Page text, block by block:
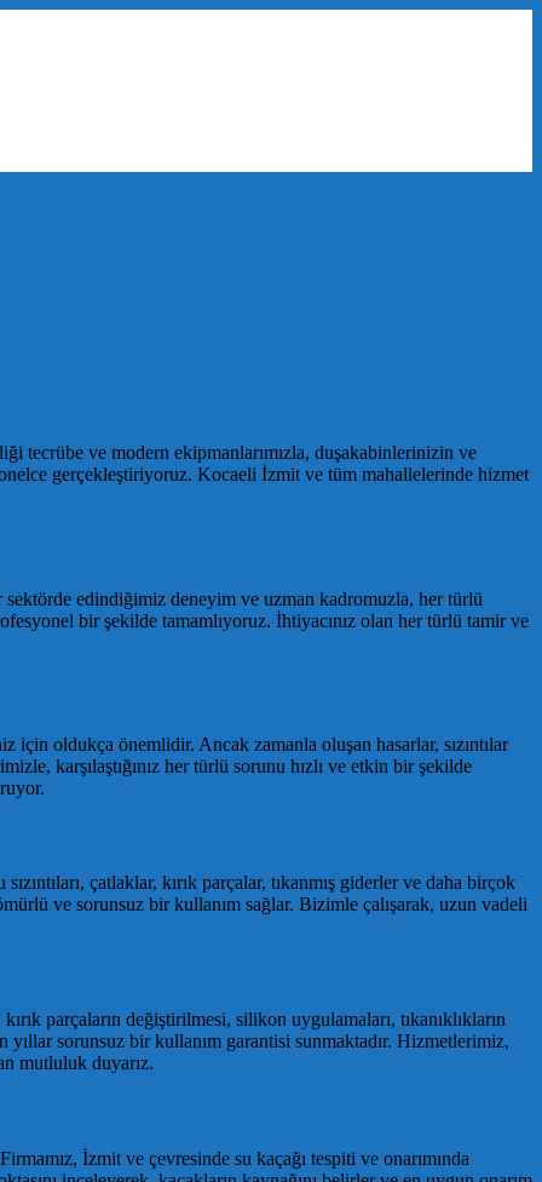
tecrübe ve modern ekipmanlarımızla, duşakabinlerinizin ve
gerçekleştiriyoruz. Kocaeli İzmit ve tüm mahallelerinde hizmet
edindiğimiz deneyim ve uzman kadromuzla, her türlü
bir şekilde tamamlıyoruz. İhtiyacınız olan her türlü tamir ve
oldukça önemlidir. Ancak zamanla oluşan hasarlar, sızıntılar
karşılaştığınız her türlü sorunu hızlı ve etkin bir şekilde
çatlaklar, kırık parçalar, tıkanmış giderler ve daha birçok
ve sorunsuz bir kullanım sağlar. Bizimle çalışarak, uzun vadeli
parçaların değiştirilmesi, silikon uygulamaları, tıkanıklıkların
sorunsuz bir kullanım garantisi sunmaktadır. Hizmetlerimiz,
mutluluk duyarız.
İzmit ve çevresinde su kaçağı tespiti ve onarımında